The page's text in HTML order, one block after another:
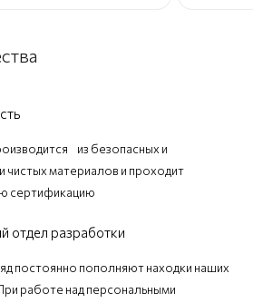
из безопасных и
чистых материалов и проходит
сертификацию
отдел разработки
постоянно пополняют находки наших
работе над персональными